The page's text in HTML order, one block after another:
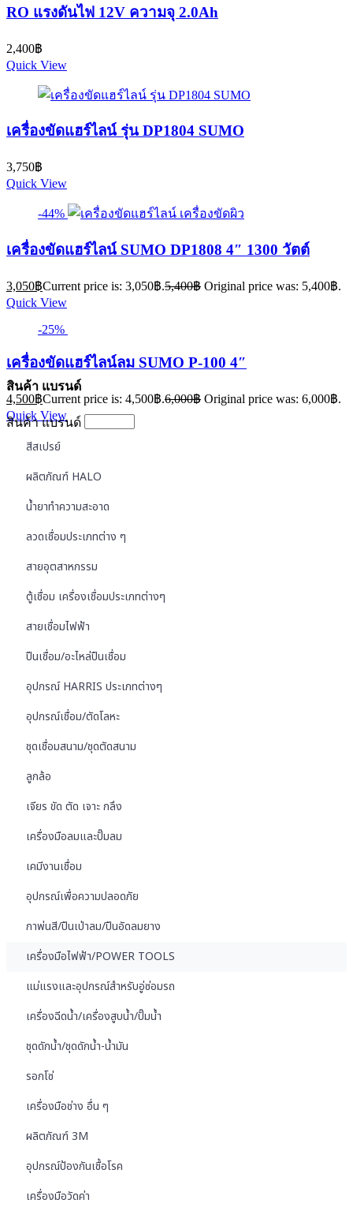
RO แรงดันไฟ 12V ความจุ 2.0Ah
2,400฿
Quick View
เครื่องขัดแฮร์ไลน์ รุ่น DP1804 SUMO
3,750฿
Quick View
-44%
เครื่องขัดแฮร์ไลน์ SUMO DP1808 4″ 1300 วัตต์
3,050฿Current price is: 3,050฿.5,400฿ Original price was: 5,400฿.
Quick View
-25%
เครื่องขัดแฮร์ไลน์ลม SUMO P-100 4″
4,500฿Current price is: 4,500฿.6,000฿ Original price was: 6,000฿.
Quick View
สินค้า แบรนด์
สินค้า แบรนด์
สีสเปรย์
ผลิตภัณฑ์ HALO
น้ำยาทำความสะอาด
ลวดเชื่อมประเภทต่าง ๆ
สายอุตสาหกรรม
ตู้เชื่อม เครื่องเชื่อมประเภทต่างๆ
สายเชื่อมไฟฟ้า
ปืนเชื่อม/อะไหล่ปืนเชื่อม
อุปกรณ์ HARRIS ประเภทต่างๆ
อุปกรณ์เชื่อม/ตัดโลหะ
ชุดเชื่อมสนาม/ชุดตัดสนาม
ลูกล้อ
เจียร ขัด ตัด เจาะ กลึง
เครื่องมือลมและปั๊มลม
เคมีงานเชื่อม
อุปกรณ์เพื่อความปลอดภัย
กาพ่นสี/ปืนเป่าลม/ปืนอัดลมยาง
เครื่องมือไฟฟ้า/POWER TOOLS
แม่แรงและอุปกรณ์สำหรับอู่ซ่อมรถ
เครื่องฉีดน้ำ/เครื่องสูบน้ำ/ปั๊มน้ำ
ชุดดักน้ำ/ชุดดักน้ำ-น้ำมัน
รอกโซ่
เครื่องมือช่าง อื่น ๆ
ผลิตภัณฑ์ 3M
อุปกรณ์ป้องกันเชื้อโรค
เครื่องมือวัดค่า